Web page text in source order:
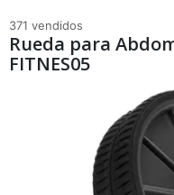
371 vendidos
Rueda para
FITNES05